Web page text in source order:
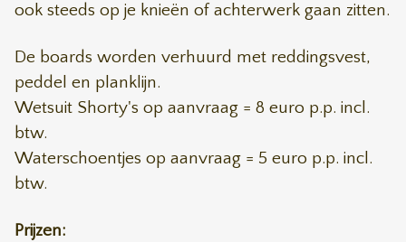
ook steeds op je knieën of achterwerk gaan zitten.
De boards worden verhuurd met reddingsvest,
peddel en planklijn.
Wetsuit Shorty's op aanvraag = 8 euro p.p. incl.
btw.
Waterschoentjes op aanvraag = 5 euro p.p. incl.
btw.
Prijzen: